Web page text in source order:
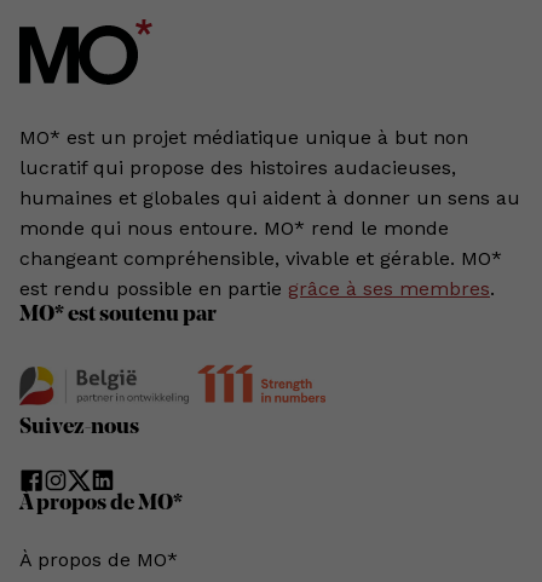
MO* est un projet médiatique unique à but non
lucratif qui propose des histoires audacieuses,
humaines et globales qui aident à donner un sens au
monde qui nous entoure. MO* rend le monde
changeant compréhensible, vivable et gérable. MO*
est rendu possible en partie grâce à ses membres.
MO* est soutenu par
Suivez-nous
À propos de MO*
À propos de MO*